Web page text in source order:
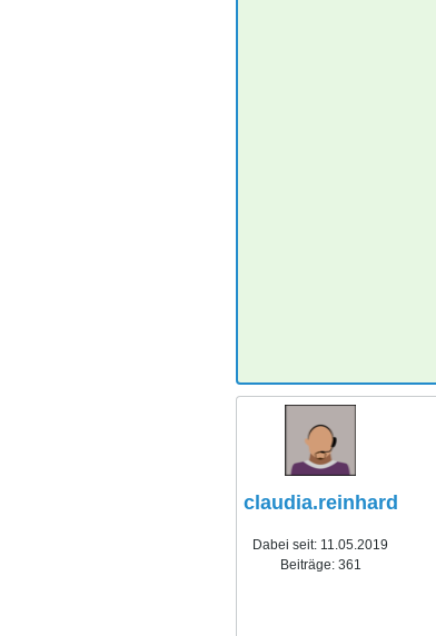
claudia.reinhard
Dabei seit: 11.05.2019
Beiträge: 361